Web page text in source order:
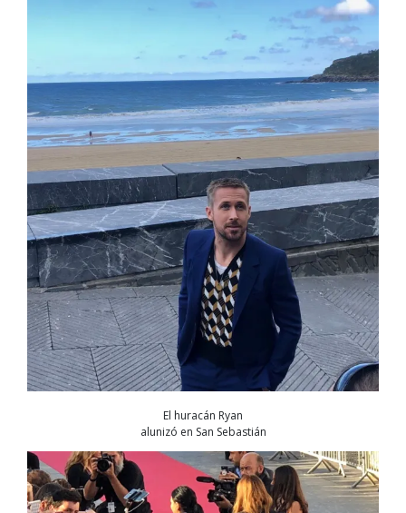
El huracán Ryan
alunizó en San Sebastián